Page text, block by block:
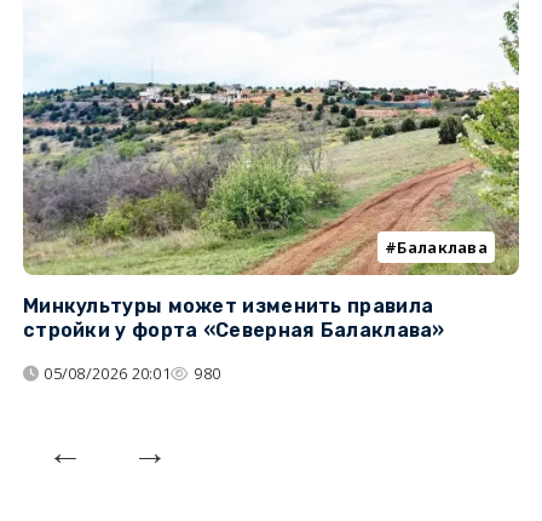
Балаклава
Минкультуры может изменить правила
стройки у форта «Северная Балаклава»
05/08/2026 20:01 980